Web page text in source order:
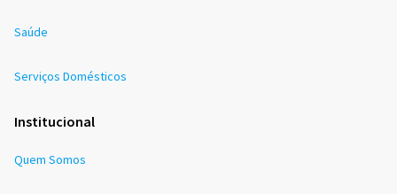
Saúde
Serviços Domésticos
Institucional
Quem Somos